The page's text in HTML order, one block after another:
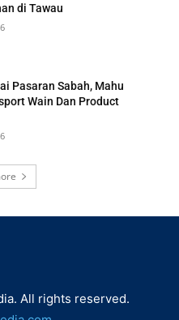
di Tawau
Pasaran Sabah, Mahu
Wain Dan Product
All rights reserved.